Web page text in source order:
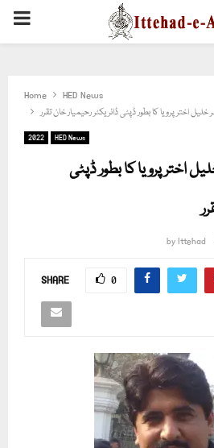
PRIMARY
Home
HED News
اختر پرویا کا بطور ڈپٹی ڈائریکٹر رحیمیار خان تقرر
2022 HED News
اختر پرویا کا بطور ڈپٹی
byIttehad
SHARE 0